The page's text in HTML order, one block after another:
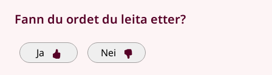
Fann du ordet du leita etter?
Ja Nei